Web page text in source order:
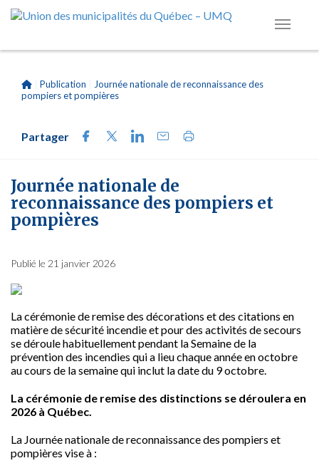
Publication
Journée nationale de reconnaissance des
pompiers et pompières
Partager
Journée nationale de
reconnaissance des pompiers et
pompières
Publié le 21 janvier 2026
La cérémonie de remise des décorations et des citations en
matière de sécurité incendie et pour des activités de secours
se déroule habituellement pendant la Semaine de la
prévention des incendies qui a lieu chaque année en octobre
au cours de la semaine qui inclut la date du 9 octobre.
La cérémonie de remise des distinctions se déroulera en
2026 à Québec.
La Journée nationale de reconnaissance des pompiers et
pompières vise à :